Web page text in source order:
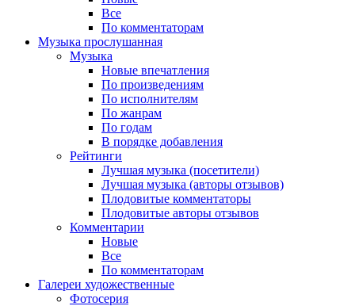
Все
По комментаторам
Музыка прослушанная
Музыка
Новые впечатления
По произведениям
По исполнителям
По жанрам
По годам
В порядке добавления
Рейтинги
Лучшая музыка (посетители)
Лучшая музыка (авторы отзывов)
Плодовитые комментаторы
Плодовитые авторы отзывов
Комментарии
Новые
Все
По комментаторам
Галереи художественные
Фотосерия